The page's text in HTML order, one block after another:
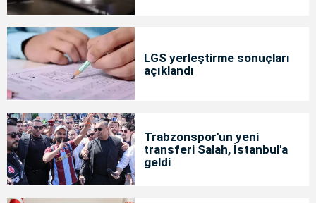
LGS yerleştirme sonuçları
açıklandı
Trabzonspor'un yeni
transferi Salah, İstanbul'a
geldi